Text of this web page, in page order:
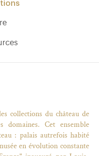
collections du château de
domaines. Cet ensemble
: palais autrefois habité
en évolution constante